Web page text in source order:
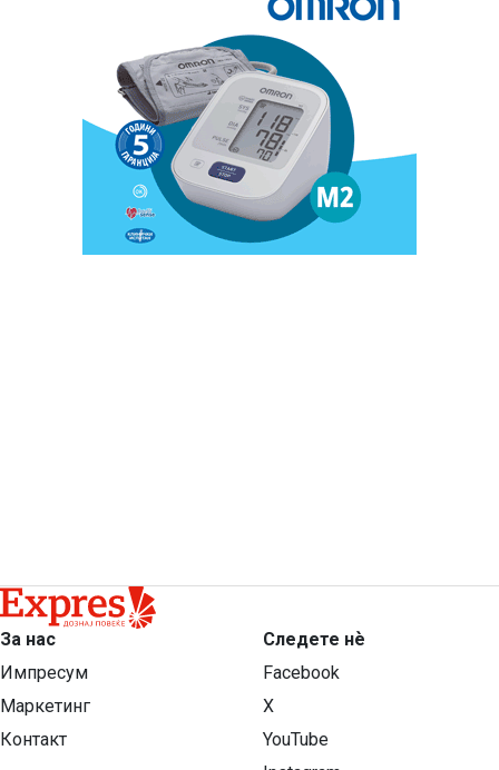
За нас
Импресум
Маркетинг
Контакт
Следете нѐ
Facebook
X
YouTube